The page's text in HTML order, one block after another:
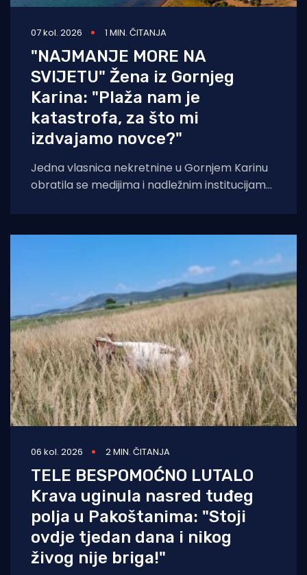
07 kol. 2026 1 MIN. ČITANJA
"NAJMANJE MORE NA
SVIJETU" Žena iz Gornjeg
Karina: "Plaža nam je
katastrofa, za što mi
izdvajamo novce?"
Jedna vlasnica nekretnine u Gornjem Karinu
obratila se medijima i nadležnim institucijama
06 kol. 2026 2 MIN. ČITANJA
TELE BESPOMOĆNO LUTALO
Krava uginula nasred tuđeg
polja u Pakoštanima: "Stoji
ovdje tjedan dana i nikog
živog nije briga!"